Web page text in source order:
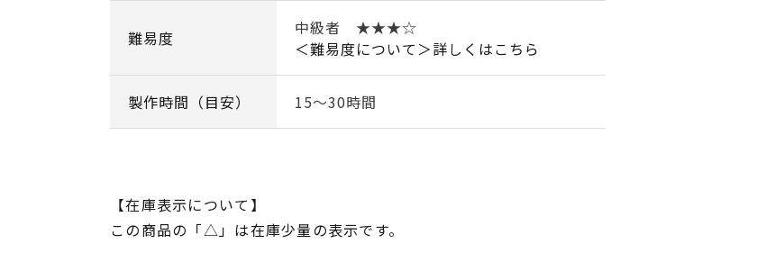
難易度
中級者 ★★★☆
＜難易度について＞詳しくはこちら
製作時間（目安） 15～30時間
【在庫表示について】
この商品の「△」は在庫少量の表示です。